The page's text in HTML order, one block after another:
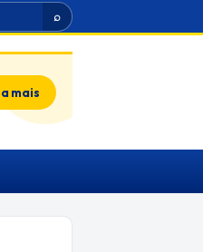
⌕
mais